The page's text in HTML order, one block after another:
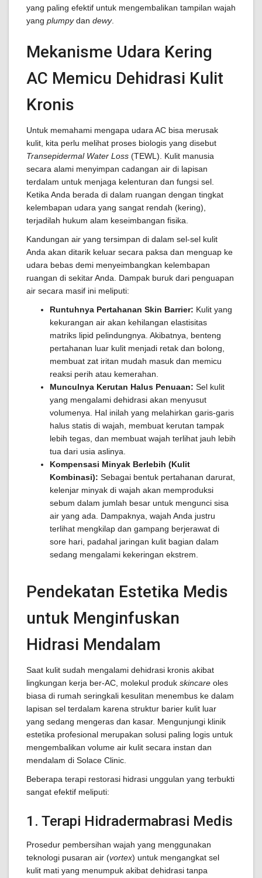
yang paling efektif untuk mengembalikan tampilan wajah
yang plumpydan dewy.
Mekanisme Udara Kering
AC Memicu Dehidrasi Kulit
Kronis
Untuk memahami mengapa udara AC bisa merusak
kulit, kita perlu melihat proses biologis yang disebut
Transepidermal Water Loss (TEWL). Kulit manusia
secara alami menyimpan cadangan air di lapisan
terdalam untuk menjaga kelenturan dan fungsi sel.
Ketika Anda berada di dalam ruangan dengan tingkat
kelembapan udara yang sangat rendah (kering),
terjadilah hukum alam keseimbangan fisika.
Kandungan air yang tersimpan di dalam sel-sel kulit
Anda akan ditarik keluar secara paksa dan menguap ke
udara bebas demi menyeimbangkan kelembapan
ruangan di sekitar Anda. Dampak buruk dari penguapan
air secara masif ini meliputi:
Runtuhnya Pertahanan Skin Barrier: Kulit yang
kekurangan air akan kehilangan elastisitas
matriks lipid pelindungnya. Akibatnya, benteng
pertahanan luar kulit menjadi retak dan bolong,
membuat zat iritan mudah masuk dan memicu
reaksi perih atau kemerahan.
Munculnya Kerutan Halus Penuaan: Sel kulit
yang mengalami dehidrasi akan menyusut
volumenya. Hal inilah yang melahirkan garis-garis
halus statis di wajah, membuat kerutan tampak
lebih tegas, dan membuat wajah terlihat jauh lebih
tua dari usia aslinya.
Kompensasi Minyak Berlebih (Kulit
Kombinasi): Sebagai bentuk pertahanan darurat,
kelenjar minyak di wajah akan memproduksi
sebum dalam jumlah besar untuk mengunci sisa
air yang ada. Dampaknya, wajah Anda justru
terlihat mengkilap dan gampang berjerawat di
sore hari, padahal jaringan kulit bagian dalam
sedang mengalami kekeringan ekstrem.
Pendekatan Estetika Medis
untuk Menginfuskan
Hidrasi Mendalam
Saat kulit sudah mengalami dehidrasi kronis akibat
lingkungan kerja ber-AC, molekul produk skincare oles
biasa di rumah seringkali kesulitan menembus ke dalam
lapisan sel terdalam karena struktur barier kulit luar
yang sedang mengeras dan kasar. Mengunjungi klinik
estetika profesional merupakan solusi paling logis untuk
mengembalikan volume air kulit secara instan dan
mendalam di Solace Clinic.
Beberapa terapi restorasi hidrasi unggulan yang terbukti
sangat efektif meliputi:
1. Terapi Hidradermabrasi Medis
Prosedur pembersihan wajah yang menggunakan
teknologi pusaran air (vortex) untuk mengangkat sel
kulit mati yang menumpuk akibat dehidrasi tanpa